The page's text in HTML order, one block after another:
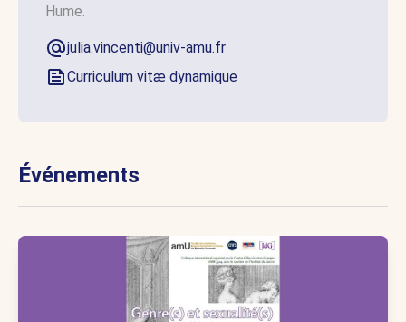
Hume.
julia.vincenti@univ-amu.fr
Curriculum vitæ dynamique
Événements